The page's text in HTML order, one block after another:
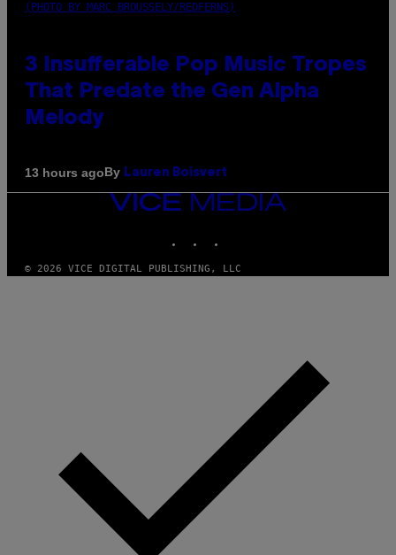
(PHOTO BY MARC BROUSSELY/REDFERNS)
3 Insufferable Pop Music Tropes
That Predate the Gen Alpha
Melody
13 hours agoBy Lauren Boisvert
VICE
© 2026 VICE DIGITAL PUBLISHING, LLC